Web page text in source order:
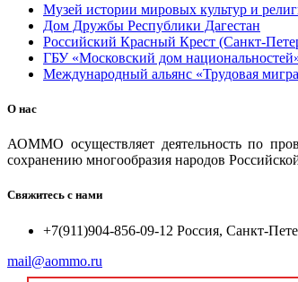
Музей истории мировых культур и
Дом Дружбы Республики Дагестан
Российский Красный Крест (Санкт-
ГБУ «Московский дом
Международный альянс «Трудовая
О нас
АОММО осуществляет деятельность по
сохранению многообразия народов
Свяжитесь с нами
+7(911)904-856-09-12 Россия, Санкт-
mail@aommo.ru